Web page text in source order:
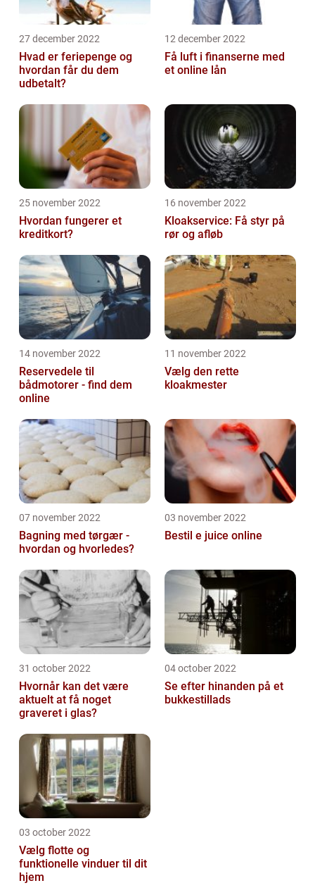
27 december 2022
Hvad er feriepenge og
hvordan får du dem
udbetalt?
12 december 2022
Få luft i finanserne med
et online lån
25 november 2022
Hvordan fungerer et
kreditkort?
16 november 2022
Kloakservice: Få styr på
rør og afløb
14 november 2022
Reservedele til
bådmotorer - find dem
online
11 november 2022
Vælg den rette
kloakmester
07 november 2022
Bagning med tørgær -
hvordan og hvorledes?
03 november 2022
Bestil e juice online
31 october 2022
Hvornår kan det være
aktuelt at få noget
graveret i glas?
04 october 2022
Se efter hinanden på et
bukkestillads
03 october 2022
Vælg flotte og
funktionelle vinduer til dit
hjem